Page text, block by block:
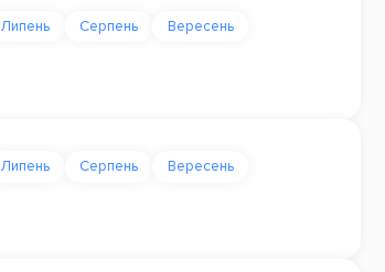
Липень Серпень Вересень
Липень Серпень Вересень